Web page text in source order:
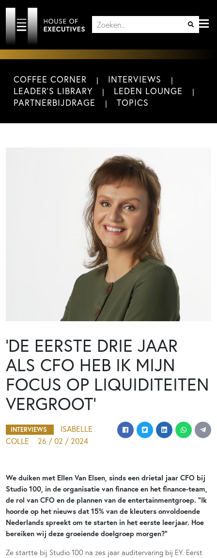
COFFEE CORNER
INTERVIEWS
LEADER'S LIBRARY
LEDEN LOUNGE
PARTNERBIJDRAGE
TOPICS
‘DE EERSTE DRIE JAAR
ALS CFO HEB IK MIJN
FOCUS OP LIQUIDITEITEN
VERGROOT’
INTERVIEWS
ISABELLE
COLLE
26 / 02 / 2024
We duiken met Ellen Van Elsen, sinds een drietal jaar CFO bij
Studio 100, in de organisatie van finance en het finance-team,
de rol van CFO en de plannen van de entertainmentgroep. “Ik
hoorde op het nieuws dat 15% van de kleuters onvoldoende
Nederlands spreekt om te starten in het eerste leerjaar. Hoe
bereiken wij deze groeiende doelgroep morgen?”
Ze startte bij Studio 100 na zes jaar auditervaring bij EY. Eerst